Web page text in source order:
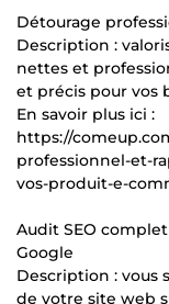
Détourage
Description :
nettes et
et précis pour vos
En savoir plus ici :
https://
professionnel-et-
vos-produit-e-
Audit SEO
Google
Description : vous
de votre site web